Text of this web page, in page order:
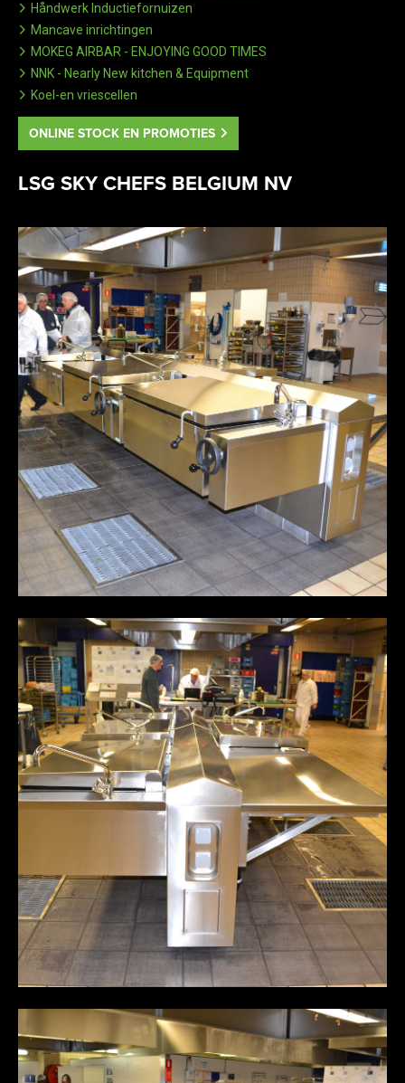
Håndwerk Inductiefornuizen
Mancave inrichtingen
MOKEG AIRBAR - ENJOYING GOOD TIMES
NNK - Nearly New kitchen & Equipment
Koel-en vriescellen
ONLINE STOCK EN PROMOTIES
LSG SKY CHEFS BELGIUM NV